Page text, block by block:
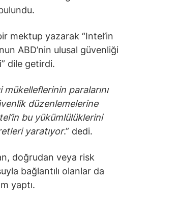
mektup yazarak “Intel’in
ABD’nin ulusal güvenliği
dile getirdi.
paralarını
düzenlemelerine
bu yükümlülüklerini
yaratıyor.” dedi.
doğrudan veya risk
bağlantılı olanlar da
yaptı.